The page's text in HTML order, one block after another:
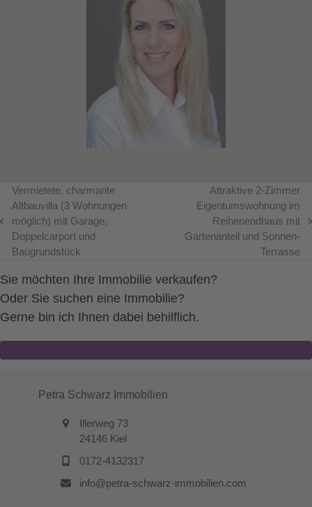
vorheriger
Beitrag:
Vermietete, charmante
Altbauvilla (3 Wohnungen
möglich) mit Garage,
Doppelcarport und
Baugrundstück
Beitrag:
Attraktive 2-Zimmer
Eigentumswohnung im
Reihenendhaus mit
Gartenanteil und Sonnen-
Terrasse
Sie möchten Ihre Immobilie verkaufen?
Oder Sie suchen eine Immobilie?
Gerne bin ich Ihnen dabei behilflich.
Petra Schwarz Immobilien
Illerweg 73
24146 Kiel
0172-4132317
info@petra-schwarz-immobilien.com